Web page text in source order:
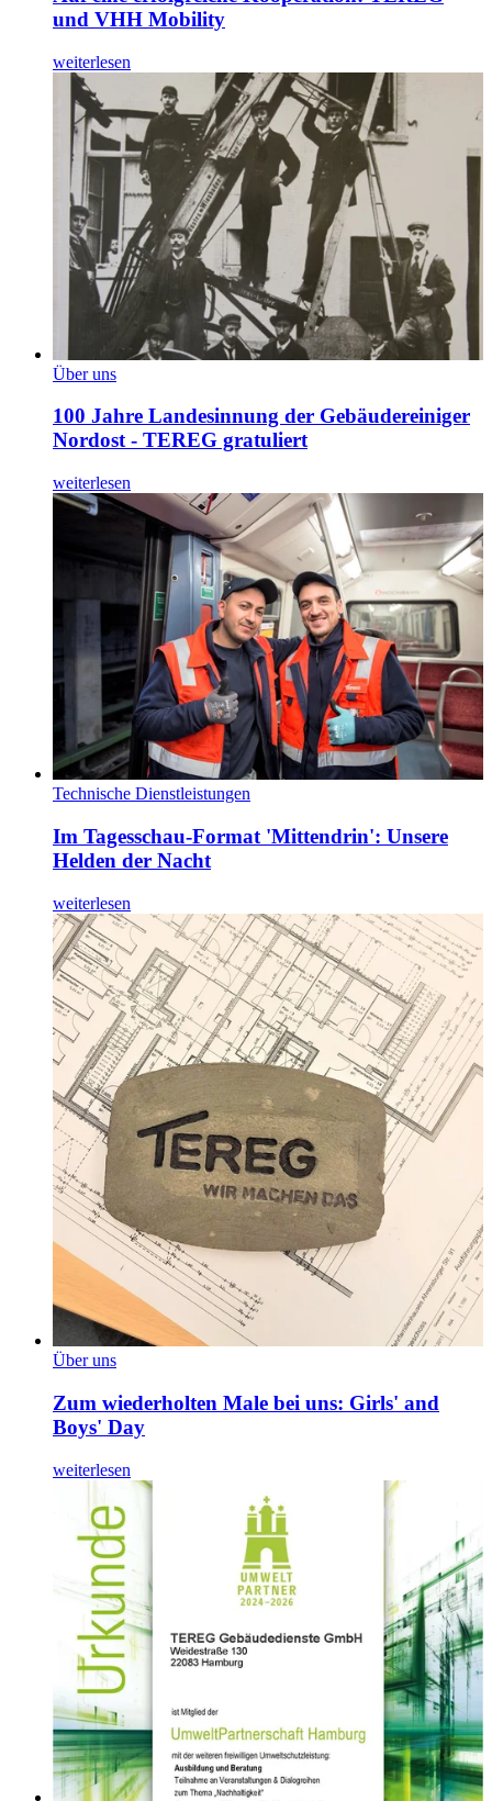
und VHH Mobility
weiterlesen
Über uns
100 Jahre Landesinnung der Gebäudereiniger
Nordost - TEREG gratuliert
weiterlesen
Technische Dienstleistungen
Im Tagesschau-Format 'Mittendrin': Unsere
Helden der Nacht
weiterlesen
Über uns
Zum wiederholten Male bei uns: Girls' and
Boys' Day
weiterlesen